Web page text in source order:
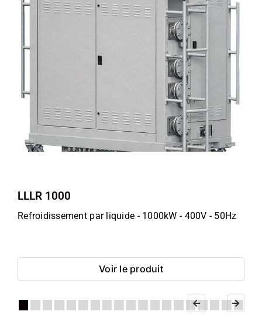
LLLR 1000
Refroidissement par liquide - 1000kW - 400V - 50Hz
Voir le produit